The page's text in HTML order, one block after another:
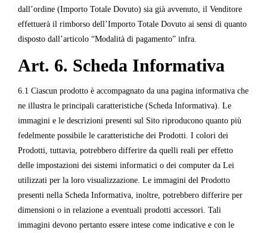
dall’ordine (Importo Totale Dovuto) sia già avvenuto, il Venditore
effettuerà il rimborso dell’Importo Totale Dovuto ai sensi di quanto
disposto dall’articolo “Modalità di pagamento” infra.
Art. 6. Scheda Informativa
6.1 Ciascun prodotto è accompagnato da una pagina informativa che
ne illustra le principali caratteristiche (Scheda Informativa). Le
immagini e le descrizioni presenti sul Sito riproducono quanto più
fedelmente possibile le caratteristiche dei Prodotti. I colori dei
Prodotti, tuttavia, potrebbero differire da quelli reali per effetto
delle impostazioni dei sistemi informatici o dei computer da Lei
utilizzati per la loro visualizzazione. Le immagini del Prodotto
presenti nella Scheda Informativa, inoltre, potrebbero differire per
dimensioni o in relazione a eventuali prodotti accessori. Tali
immagini devono pertanto essere intese come indicative e con le